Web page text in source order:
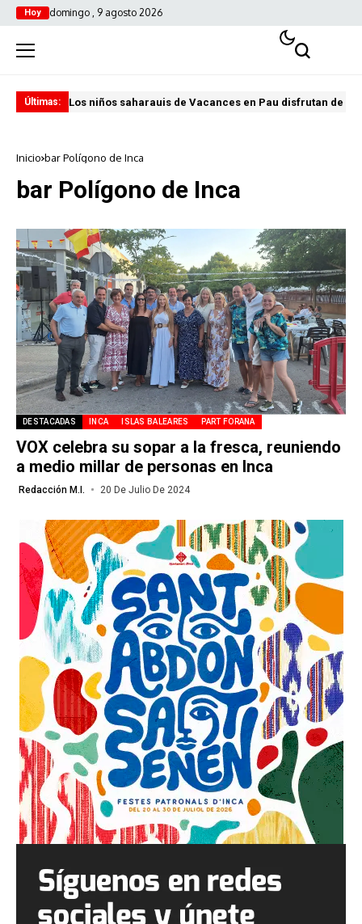
Hoy domingo , 9 agosto 2026
Últimas: Los niños saharauis de Vacances en Pau disfrutan de
Inicio bar Polígono de Inca
bar Polígono de Inca
DESTACADAS INCA ISLAS BALEARES PART FORANA
VOX celebra su sopar a la fresca, reuniendo
a medio millar de personas en Inca
Redacción M.I. 20 De Julio De 2024